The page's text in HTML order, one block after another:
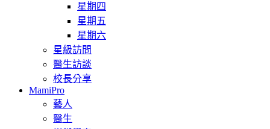
星期四
星期五
星期六
星級訪問
醫生訪談
校長分享
MamiPro
藝人
醫生